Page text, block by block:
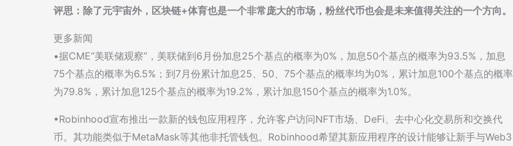
评思：除了元宇宙外，区块链+体育也是一个非常庞大的市场，粉丝代币也会是未来值得关注的一个方向。
更多新闻
•据CME“美联储观察”，美联储到6月份加息25个基点的概率为0%，加息50个基点的概率为93.5%，加息
75个基点的概率为6.5%；到7月份累计加息25、50、75个基点的概率均为0%，累计加息100个基点的概率
为79.8%，累计加息125个基点的概率为19.2%，累计加息150个基点的概率为1.0%。
•Robinhood宣布推出一款新的钱包应用程序，允许客户访问NFT市场、DeFi、去中心化交易所和交换代
币。其功能类似于MetaMask等其他非托管钱包。Robinhood希望其新应用程序的设计能够让新手与Web3